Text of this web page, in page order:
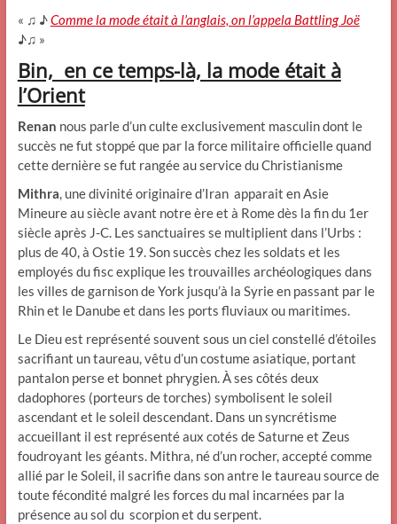
« ♫ ♪Comme la mode était à l’anglais, on l’appela Battling Joë
♪♫ »
Bin, en ce temps-là, la mode était à
l’Orient
Renan nous parle d’un culte exclusivement masculin dont le
succès ne fut stoppé que par la force militaire officielle quand
cette dernière se fut rangée au service du Christianisme
Mithra, une divinité originaire d’Iran apparait en Asie
Mineure au siècle avant notre ère et à Rome dès la fin du 1er
siècle après J-C. Les sanctuaires se multiplient dans l’Urbs :
plus de 40, à Ostie 19. Son succès chez les soldats et les
employés du fisc explique les trouvailles archéologiques dans
les villes de garnison de York jusqu’à la Syrie en passant par le
Rhin et le Danube et dans les ports fluviaux ou maritimes.
Le Dieu est représenté souvent sous un ciel constellé d’étoiles
sacrifiant un taureau, vêtu d’un costume asiatique, portant
pantalon perse et bonnet phrygien. À ses côtés deux
dadophores (porteurs de torches) symbolisent le soleil
ascendant et le soleil descendant. Dans un syncrétisme
accueillant il est représenté aux cotés de Saturne et Zeus
foudroyant les géants. Mithra, né d’un rocher, accepté comme
allié par le Soleil, il sacrifie dans son antre le taureau source de
toute fécondité malgré les forces du mal incarnées par la
présence au sol du scorpion et du serpent.